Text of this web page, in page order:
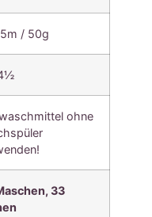
/ 50g
ohne
33